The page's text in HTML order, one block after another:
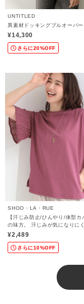
UNTITLED
異素材ドッキングプルオーバー
¥14,300
さらに20%OFF
SHOO・LA・RUE
【汗じみ防止/ひんやり/体型カ
の味方。 汗じみが気になりに
ースフレアTシャツ
¥2,489
さらに10%OFF